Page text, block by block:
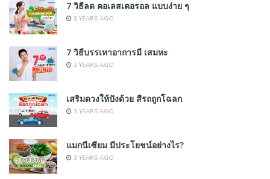
7 วิธีลด คอเลสเตอรอล แบบง่าย ๆ
3 YEARS AGO
7 วิธีบรรเทาอาการมี เสมหะ
3 YEARS AGO
เสริมดวงให้ปังด้วย สีรถถูกโฉลก
3 YEARS AGO
แมกนีเซียม มีประโยชน์อย่างไร?
3 YEARS AGO